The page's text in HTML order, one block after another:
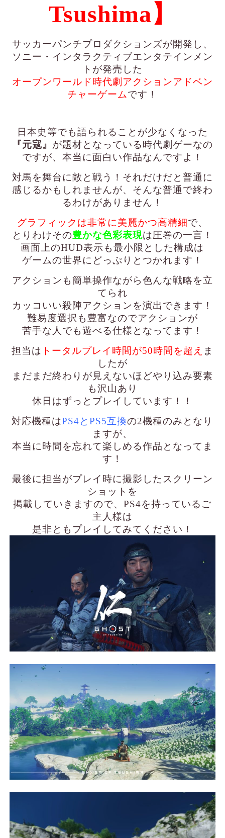
Tsushima】
サッカーパンチプロダクションズが開発し、
ソニー・インタラクティブエンタテインメン
トが発売した
オープンワールド時代劇アクションアドベン
チャーゲームです！
日本史等でも語られることが少なくなった
『元寇』 が題材となっている時代劇ゲーなの
ですが、本当に面白い作品なんですよ！
対馬を舞台に敵と戦う！それだけだと普通に
感じるかもしれませんが、そんな普通で終わ
るわけがありません！
グラフィックは非常に美麗かつ高精細で、
とりわけその豊かな色彩表現は圧巻の一言！
画面上のHUD表示も最小限とした構成は
ゲームの世界にどっぷりとつかれます！
アクションも簡単操作ながら色んな戦略を立
てられ
カッコいい殺陣アクションを演出できます！
難易度選択も豊富なのでアクションが
苦手な人でも遊べる仕様となってます！
担当は トータルプレイ時間が50時間を超え ま
したが
まだまだ終わりが見えないほどやり込み要素
も沢山あり
休日はずっとプレイしています！！
対応機種はPS4とPS5互換の2機種のみとなり
ますが、
本当に時間を忘れて楽しめる作品となってま
す！
最後に担当がプレイ時に撮影したスクリーン
ショットを
掲載していきますので、PS4を持っているご
主人様は
是非ともプレイしてみてください！